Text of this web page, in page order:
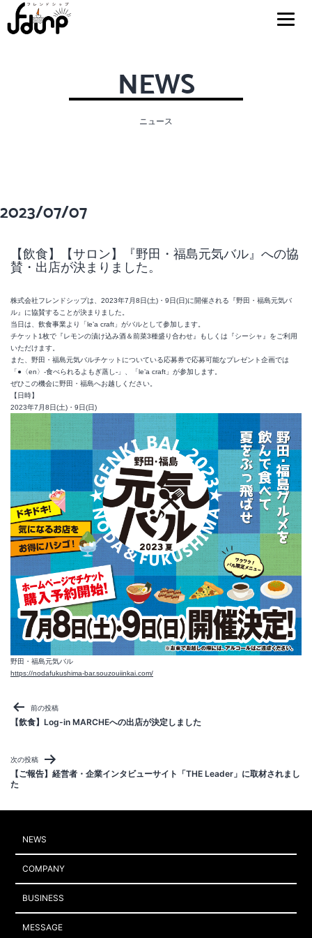
NEWS
ニュース
2023/07/07
【飲食】【サロン】『野田・福島元気バル』への協
賛・出店が決まりました。
株式会社フレンドシップは、2023年7月8日(土)・9日(日)に開催される『野田・福島元気バ
ル』に協賛することが決まりました。
当日は、飲食事業より「le’a craft」がバルとして参加します。
チケット1枚で『レモンの漬け込み酒＆前菜3種盛り合わせ』もしくは『シーシャ』をご利用
いただけます。
また、野田・福島元気バルチケットについている応募券で応募可能なプレゼント企画では
「●〈en〉-食べられるよもぎ蒸し-」、「le’a craft」が参加します。
ぜひこの機会に野田・福島へお越しください。
【日時】
2023年7月8日(土)・9日(日)
野田・福島元気バル
https://nodafukushima-bar.souzouiinkai.com/
投
稿
ビ
ゲ
ー
前の投稿
【飲食】Log-in MARCHEへの出店が決定しました
次の投稿
【ご報告】経営者・企業インタビューサイト「THE Leader」に取材されまし
た
NEWS
COMPANY
BUSINESS
MESSAGE